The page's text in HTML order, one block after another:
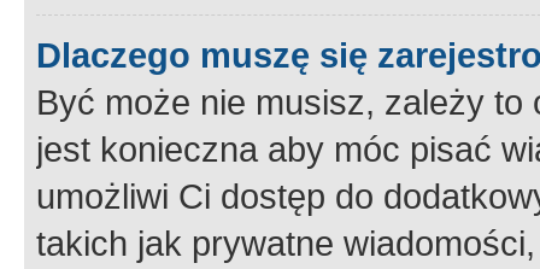
Dlaczego muszę się
Być może nie musisz, zależy
jest konieczna aby móc pisać
umożliwi Ci dostęp do
takich jak prywatne